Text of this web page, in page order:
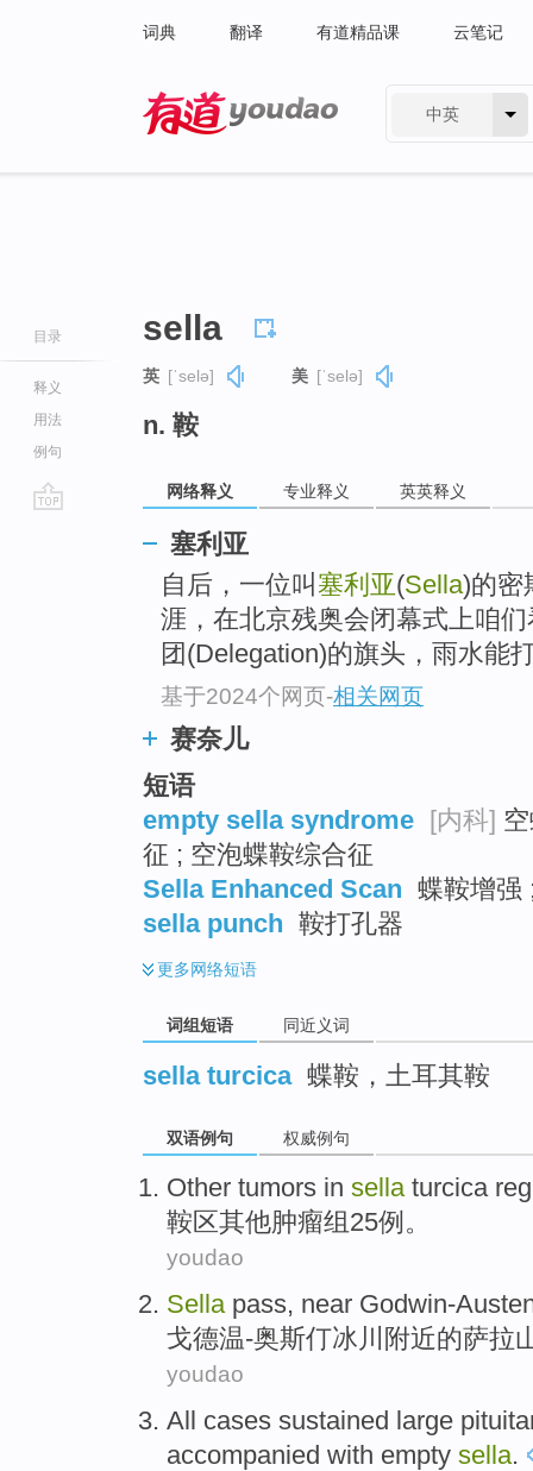
词典 翻译 有道精品课 云笔记
中英
目录
释义
用法
例句
sella
英 [ˈselə] 美 [ˈselə]
n. 鞍
网络释义 专业释义 英英释义
塞利亚
自后，一位叫 塞利亚(Sella)的密
涯，在北京残奥会闭幕式上咱
团(Delegation)的旗头，雨水能
基于2024个网页-相关网页
赛奈儿
短语
empty sella syndrome [内科]
征 ; 空泡蝶鞍综合征
Sella Enhanced Scan 蝶鞍增强
sella punch 鞍打孔器
更多网络短语
词组短语 同近义词
sella turcica 蝶鞍，土耳其鞍
双语例句 权威例句
Other tumors in sellaturcica
鞍 区其他肿瘤组 25例。
youdao
Sella pass, near Godwin-
戈德温-奥斯仃冰川 附近的萨拉
youdao
All cases sustained large
accompanied with empty sella.